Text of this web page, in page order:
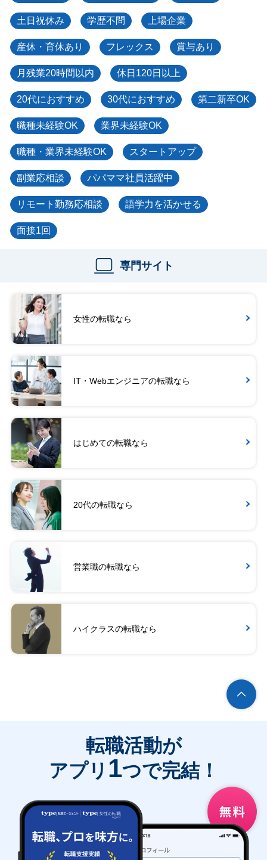
土日祝休み 学歴不問 上場企業
産休・育休あり フレックス 賞与あり
月残業20時間以内 休日120日以上
20代におすすめ 30代におすすめ 第二新卒OK
職種未経験OK 業界未経験OK
職種・業界未経験OK スタートアップ
副業応相談 パパママ社員活躍中
リモート勤務応相談 語学力を活かせる
面接1回
専門サイト
女性の転職なら
IT・Webエンジニアの転職なら
はじめての転職なら
20代の転職なら
営業職の転職なら
ハイクラスの転職なら
転職活動が
アプリ 1つで完結！